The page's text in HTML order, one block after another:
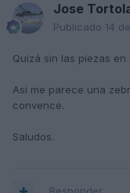
Jose
Publicado 14
Quizá sin las piezas
Así me parece una
convence.
Saludos.